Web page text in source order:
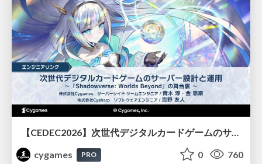
cygames
PRO 0 760